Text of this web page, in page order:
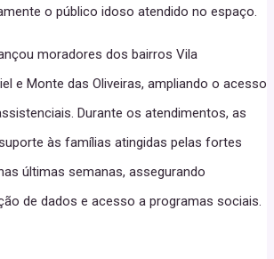
o público idoso atendido no espaço.
moradores dos bairros Vila
e Monte das Oliveiras, ampliando o acesso
Durante os atendimentos, as
às famílias atingidas pelas fortes
últimas semanas, assegurando
de dados e acesso a programas sociais.